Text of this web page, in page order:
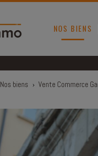
NOS BIENS
Nos biens › Vente Commerce